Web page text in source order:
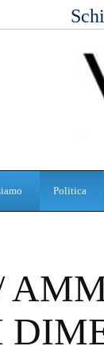
Politica